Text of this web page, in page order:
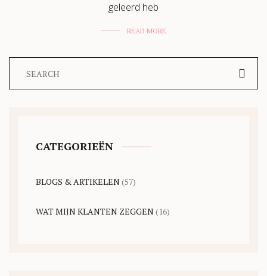
geleerd heb
READ MORE
CATEGORIEËN
BLOGS & ARTIKELEN(57)
WAT MIJN KLANTEN ZEGGEN(16)